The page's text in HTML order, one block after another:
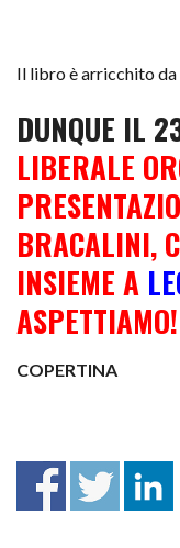
Il libro è arricchito
DUNQUE IL
LIBERALE
BRACALINI,
INSIEME A
ASPETTIAMO!
COPERTINA